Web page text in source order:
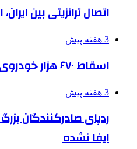
اتصال ترانزیتی بین
3 هفته پیش
اسقاط ۶۷۰ هزار خودروی فرسوده طی ۳ سال
3 هفته پیش
ردپای صادرکنندگان
ایفا نشده